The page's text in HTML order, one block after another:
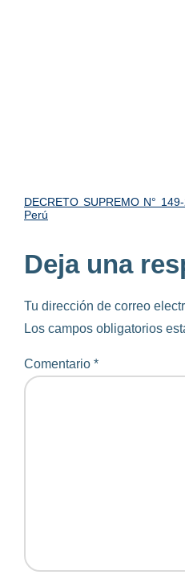
DECRETO SUPREMO N°
Perú
Deja una
Tu dirección de correo
Los campos obligatorios
Comentario *